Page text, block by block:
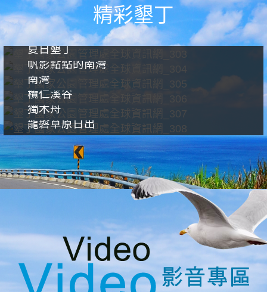
精彩墾丁
夏日墾丁
帆影點點的南灣
南灣
欖仁溪谷
獨木舟
龍磐草原日出